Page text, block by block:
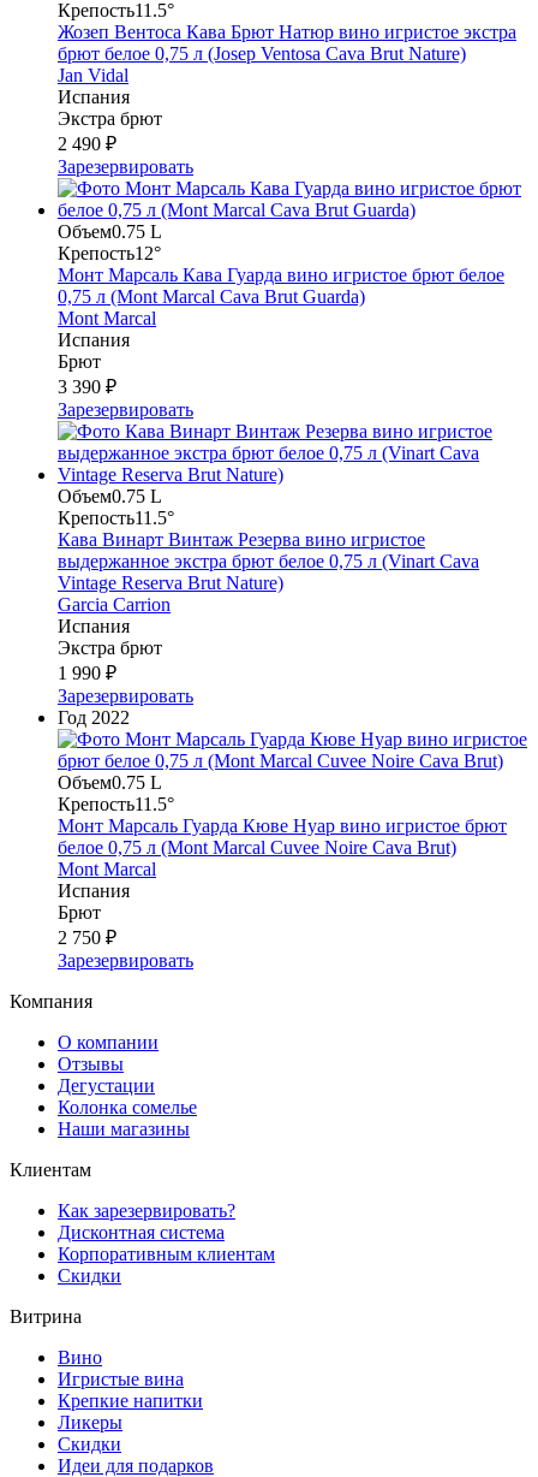
Крепость11.5°
Жозеп Вентоса Кава Брют Натюр вино игристое экстра
брют белое 0,75 л (Josep Ventosa Cava Brut Nature)
Jan Vidal
Испания
Экстра брют
2 490 ₽
Зарезервировать
Объем0.75 L
Крепость12°
Монт Марсаль Кава Гуарда вино игристое брют белое
0,75 л (Mont Marcal Cava Brut Guarda)
Mont Marcal
Испания
Брют
3 390 ₽
Зарезервировать
Объем0.75 L
Крепость11.5°
Кава Винарт Винтаж Резерва вино игристое
выдержанное экстра брют белое 0,75 л (Vinart Cava
Vintage Reserva Brut Nature)
Garcia Carrion
Испания
Экстра брют
1 990 ₽
Зарезервировать
Год 2022
Объем0.75 L
Крепость11.5°
Монт Марсаль Гуарда Кюве Нуар вино игристое брют
белое 0,75 л (Mont Marcal Cuvee Noire Cava Brut)
Mont Marcal
Испания
Брют
2 750 ₽
Зарезервировать
Компания
О компании
Отзывы
Дегустации
Колонка сомелье
Наши магазины
Клиентам
Как зарезервировать?
Дисконтная система
Корпоративным клиентам
Скидки
Витрина
Вино
Игристые вина
Крепкие напитки
Ликеры
Скидки
Идеи для подарков